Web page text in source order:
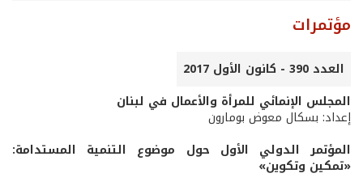
مؤتمرات
العدد 390 - كانون الأول 2017
المجلس الإنمائي للمرأة والأعمال في لبنان
إعداد: بسكال معوض بومارون
المؤتمر الدولي الأول حول موضوع التنمية المستدامة:
«تمكين وتكوين»